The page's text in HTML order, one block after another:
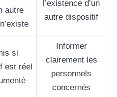
autre
l’existence d’un
autre dispositif
si
est réel
Informer
clairement les
personnels
concernés